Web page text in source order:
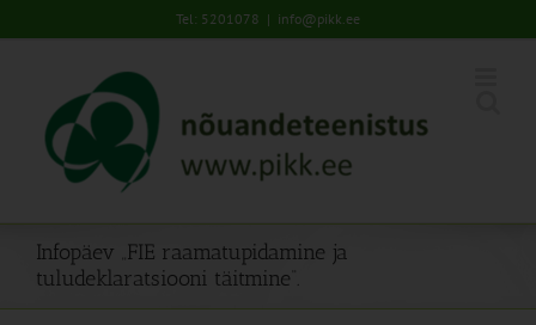
to
Tel: 5201078 | info@pikk.ee
Infopäev „FIE raamatupidamine ja
tuludeklaratsiooni täitmine“.